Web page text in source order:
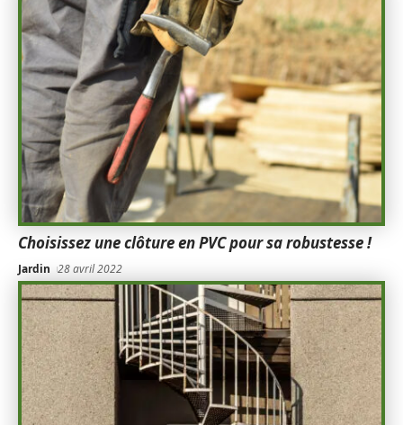
Choisissez une clôture en PVC pour sa robustesse !
Jardin 28 avril 2022